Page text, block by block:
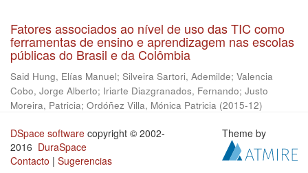
Fatores associados ao nível de uso das TIC como
ferramentas de ensino e aprendizagem nas escolas
públicas do Brasil e da Colômbia
Said Hung, Elías Manuel; Silveira Sartori, Ademilde; Valencia
Cobo, Jorge Alberto; Iriarte Diazgranados, Fernando; Justo
Moreira, Patricia; Ordóñez Villa, Mónica Patricia (2015-12)
DSpace software copyright © 2002-
2016 DuraSpace
Contacto | Sugerencias
Theme by